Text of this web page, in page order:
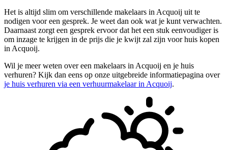
Het is altijd slim om verschillende makelaars in Acquoij uit te
nodigen voor een gesprek. Je weet dan ook wat je kunt verwachten.
Daarnaast zorgt een gesprek ervoor dat het een stuk eenvoudiger is
om inzage te krijgen in de prijs die je kwijt zal zijn voor huis kopen
in Acquoij.
Wil je meer weten over een makelaars in Acquoij en je huis
verhuren? Kijk dan eens op onze uitgebreide informatiepagina over
je huis verhuren via een verhuurmakelaar in Acquoij.